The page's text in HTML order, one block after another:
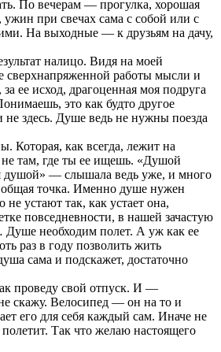
По вечерам — прогулка, хорошая
при свечах сама с собой или с
На выходные — к друзьям на дачу,
налицо. Видя на моей
сверхнапряженной работы мысли и
ее исход, драгоценная моя подруга
это как будто другое
здесь. Душе ведь не нужны поезда
Которая, как всегда, лежит на
там, где ты ее ищешь. «Душой
душой» — слышала ведь уже, и много
общая точка. Именно душе нужен
устают так, как устает она,
повседневности, в нашей зачастую
Душе необходим полет. А уж как ее
раз в году позволить жить
сама и подскажет, достаточно
проведу свой отпуск. И —
скажу. Велосипед — он на то и
его для себя каждый сам. Иначе не
Так что желаю настоящего